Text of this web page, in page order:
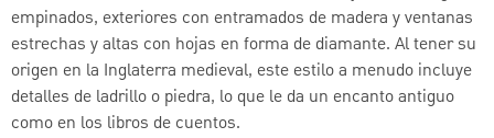
empinados, exteriores con entramados de madera y ventanas
estrechas y altas con hojas en forma de diamante. Al tener su
origen en la Inglaterra medieval, este estilo a menudo incluye
detalles de ladrillo o piedra, lo que le da un encanto antiguo
como en los libros de cuentos.